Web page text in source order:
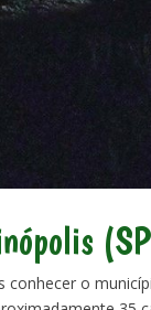
conhecer o